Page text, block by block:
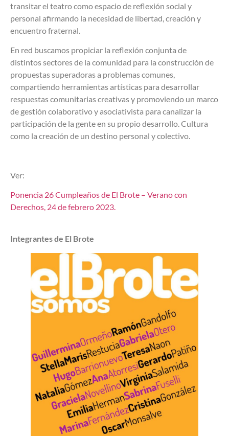
transitar el teatro como espacio de reflexión social y
personal afirmando la necesidad de libertad, creación y
encuentro fraternal.
En red buscamos propiciar la reflexión conjunta de
distintos sectores de la comunidad para la construcción de
propuestas superadoras a problemas comunes,
compartiendo herramientas artísticas para desarrollar
respuestas comunitarias creativas y promoviendo un marco
de gestión colaborativo y asociativista para canalizar la
participación de la gente en su propio desarrollo. Cultura
como la creación de un destino personal y colectivo.
Ver:
Ponencia 26 Cumpleaños de El Brote – Verano con
Derechos, 24 de febrero 2023.
Integrantes de El Brote